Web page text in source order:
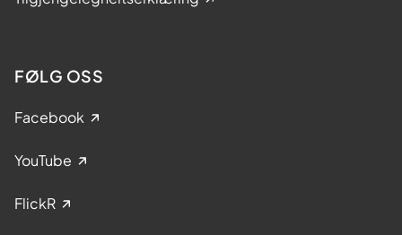
FØLG OSS
Facebook
YouTube
FlickR